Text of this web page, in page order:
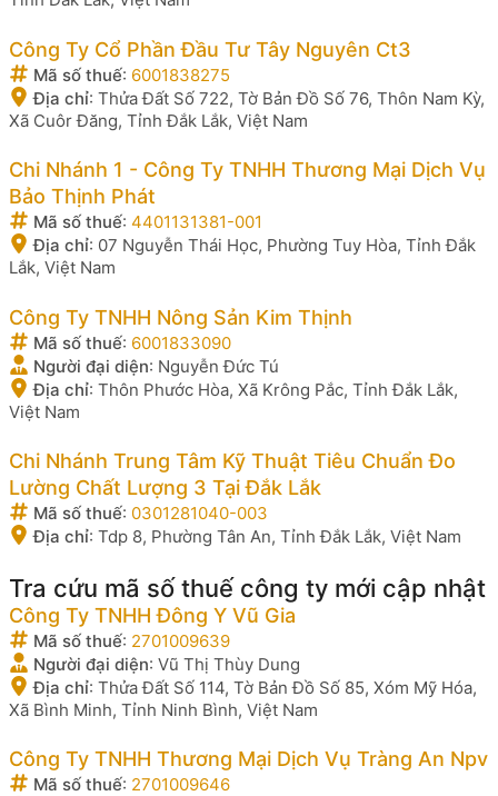
Công Ty Cổ Phần Đầu Tư Tây Nguyên Ct3
Mã số thuế: 6001838275
Địa chỉ: Thửa Đất Số 722, Tờ Bản Đồ Số 76, Thôn Nam Kỳ,
Xã Cuôr Đăng, Tỉnh Đắk Lắk, Việt Nam
Chi Nhánh 1 - Công Ty TNHH Thương Mại Dịch Vụ
Bảo Thịnh Phát
Mã số thuế: 4401131381-001
Địa chỉ: 07 Nguyễn Thái Học, Phường Tuy Hòa, Tỉnh Đắk
Lắk, Việt Nam
Công Ty TNHH Nông Sản Kim Thịnh
Mã số thuế: 6001833090
Người đại diện: Nguyễn Đức Tú
Địa chỉ: Thôn Phước Hòa, Xã Krông Pắc, Tỉnh Đắk Lắk,
Việt Nam
Chi Nhánh Trung Tâm Kỹ Thuật Tiêu Chuẩn Đo
Lường Chất Lượng 3 Tại Đắk Lắk
Mã số thuế: 0301281040-003
Địa chỉ: Tdp 8, Phường Tân An, Tỉnh Đắk Lắk, Việt Nam
Tra cứu mã số thuế công ty mới cập nhật
Công Ty TNHH Đông Y Vũ Gia
Mã số thuế: 2701009639
Người đại diện: Vũ Thị Thùy Dung
Địa chỉ: Thửa Đất Số 114, Tờ Bản Đồ Số 85, Xóm Mỹ Hóa,
Xã Bình Minh, Tỉnh Ninh Bình, Việt Nam
Công Ty TNHH Thương Mại Dịch Vụ Tràng An Npv
Mã số thuế: 2701009646